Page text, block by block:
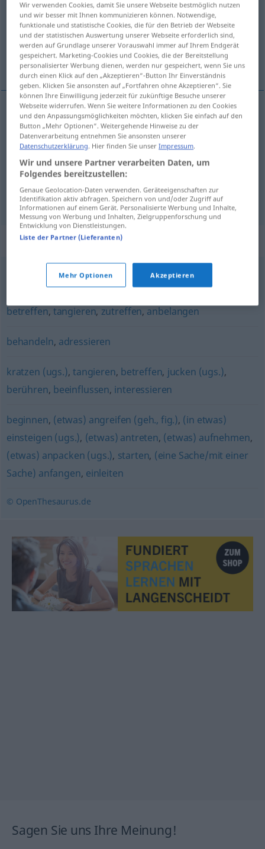
Übersicht aller Übersetzungen
(Für mehr Details die Übersetzung anklicken/antippen)
paliti se, početi , napasti
paliti se angehen Licht
početi(-injati) angehen beginnen
napasti(-dati) angehen gegen einen Gegner
Synonyme für "angehen"
betreffen, tangieren, zutreffen, anbelangen
behandeln, adressieren
kratzen (ugs.), tangieren, betreffen, jucken (ugs.),
berühren, beeinflussen, interessieren
beginnen, (etwas) angreifen (geh., fig.), (in etwas)
einsteigen (ugs.), (etwas) antreten, (etwas) aufnehmen,
(etwas) anpacken (ugs.), starten, (eine Sache/mit einer
Sache) anfangen, einleiten
© OpenThesaurus.de
Sagen Sie uns Ihre Meinung!
Wir verwenden Cookies, damit Sie unsere Webseite bestmöglich nutzen
und wir besser mit Ihnen kommunizieren können. Notwendige,
funktionale und statistische Cookies, die für den Betrieb der Webseite
und der statistischen Auswertung unserer Webseite erforderlich sind,
werden auf Grundlage unserer Vorauswahl immer auf Ihrem Endgerät
gespeichert. Marketing-Cookies und Cookies, die der Bereitstellung
personalisierter Werbung dienen, werden nur gespeichert, wenn Sie uns
durch einen Klick auf den „Akzeptieren“-Button Ihr Einverständnis
geben. Klicken Sie ansonsten auf „Fortfahren ohne Akzeptieren“. Sie
können Ihre Einwilligung jederzeit für zukünftige Besuche unserer
Webseite widerrufen. Wenn Sie weitere Informationen zu den Cookies
und den Anpassungsmöglichkeiten möchten, klicken Sie einfach auf den
Button „Mehr Optionen“. Weitergehende Hinweise zu der
Datenverarbeitung entnehmen Sie ansonsten unserer
Datenschutzerklärung. Hier finden Sie unserImpressum.
Wir und unsere Partner verarbeiten Daten, um
Folgendes bereitzustellen:
Genaue Geolocation-Daten verwenden. Geräteeigenschaften zur
Identifikation aktiv abfragen. Speichern von und/oder Zugriff auf
Informationen auf einem Gerät. Personalisierte Werbung und Inhalte,
Messung von Werbung und Inhalten, Zielgruppenforschung und
Entwicklung von Dienstleistungen.
Liste der Partner (Lieferanten)
Mehr Optionen Akzeptieren